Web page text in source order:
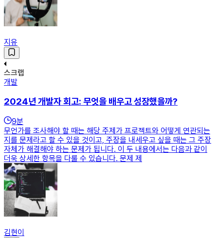
지유
스크랩
개발
2024년 개발자 회고: 무엇을 배우고 성장했을까?
9분
무언가를 조사해야 할 때는 해당 주제가 프로젝트와 어떻게 연관되는
지를 문제라고 할 수 있을 것이고, 주장을 내세우고 싶을 때는 그 주장
자체가 해결해야 하는 문제가 됩니다. 이 두 내용에서는 다음과 같이
더욱 상세한 항목을 다룰 수 있습니다. 문제 제
김현이